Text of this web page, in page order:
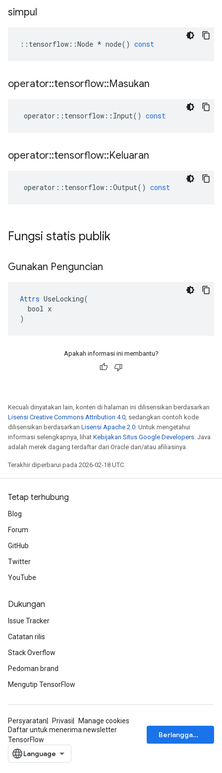
simpul
:: tensorflow ::Node * node() const
operator::tensorflow::Masukan
operator :: tensorflow :: Input() const
operator::tensorflow::Keluaran
operator :: tensorflow ::Output() const
Fungsi statis publik
Gunakan Penguncian
Attrs UseLocking(
  bool x
)
Apakah informasi ini membantu?
Kecuali dinyatakan lain, konten di halaman ini dilisensikan berdasarkan
Lisensi Creative Commons Attribution 4.0, sedangkan contoh kode
dilisensikan berdasarkan Lisensi Apache 2.0. Untuk mengetahui
informasi selengkapnya, lihat Kebijakan Situs Google Developers. Java
adalah merek dagang terdaftar dari Oracle dan/atau afiliasinya.
Terakhir diperbarui pada 2026-02-18 UTC.
Tetap terhubung
Blog
Forum
GitHub
Twitter
YouTube
Dukungan
Issue Tracker
Catatan rilis
Stack Overflow
Pedoman brand
Mengutip TensorFlow
Persyaratan Privasi
Manage cookies
Daftar untuk menerima newsletter
TensorFlow
Berlangganan